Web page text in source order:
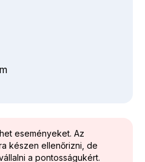
eseményeket. Az
készen ellenőrizni, de
a pontosságukért.